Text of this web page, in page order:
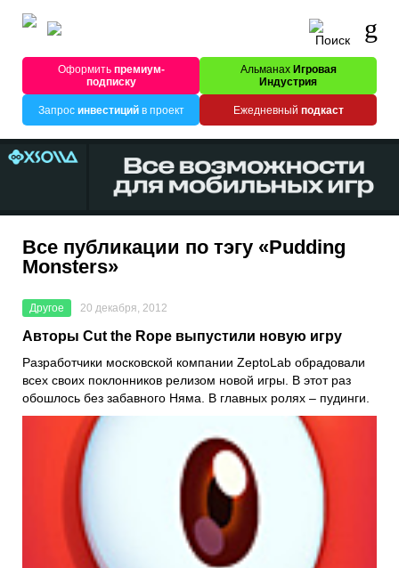
Оформитьпремиум-
подписку
Альманах Игровая
Индустрия
Запрос инвестицийв проект Ежедневный подкаст
Все публикации по тэгу «Pudding
Monsters»
Другое 20 декабря, 2012
Авторы Cut the Rope выпустили новую игру
Разработчики московской компании ZeptoLab обрадовали
всех своих поклонников релизом новой игры. В этот раз
обошлось без забавного Няма. В главных ролях – пудинги.